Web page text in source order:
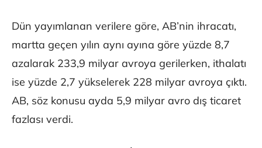
Dün yayımlanan verilere göre, AB’nin ihracatı,
martta geçen yılın aynı ayına göre yüzde 8,7
azalarak 233,9 milyar avroya gerilerken, ithalatı
ise yüzde 2,7 yükselerek 228 milyar avroya çıktı.
AB, söz konusu ayda 5,9 milyar avro dış ticaret
fazlası verdi.